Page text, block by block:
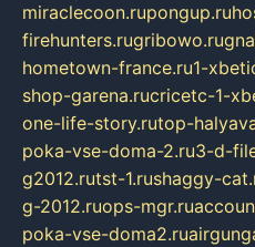
miraclecoon.rupongup.ru
firehunters.rugribowo.ru
hometown-france.ru1-
shop-garena.rucricetc-1-
one-life-story.rutop-
poka-vse-doma-2.ru3-d-
g2012.rutst-1.rushaggy-
g-2012.ruops-mgr.ru
poka-vse-doma2.ru